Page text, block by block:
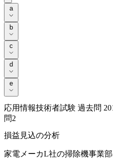
a a
b b
c c
d d
e e
応用情報技術者試験 過去問
問2
損益見込の分析
家電メーカL社の掃除機事業